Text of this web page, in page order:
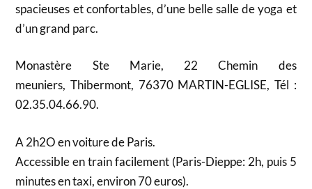
spacieuses et confortables, d’une belle salle de yoga et
d’un grand parc.
Monastère Ste Marie, 22 Chemin des
meuniers, Thibermont, 76370 MARTIN-EGLISE, Tél :
02.35.04.66.90.
A 2h2O en voiture de Paris.
Accessible en train facilement (Paris-Dieppe: 2h, puis 5
minutes en taxi, environ 70 euros).